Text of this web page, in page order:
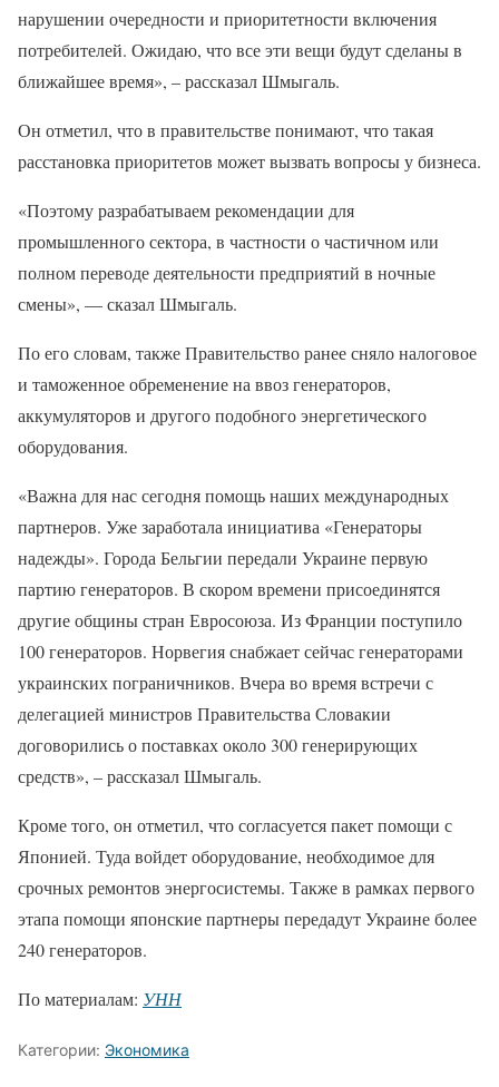
нарушении очередности и приоритетности включения
потребителей. Ожидаю, что все эти вещи будут сделаны в
ближайшее время», – рассказал Шмыгаль.
Он отметил, что в правительстве понимают, что такая
расстановка приоритетов может вызвать вопросы у бизнеса.
«Поэтому разрабатываем рекомендации для
промышленного сектора, в частности о частичном или
полном переводе деятельности предприятий в ночные
смены», — сказал Шмыгаль.
По его словам, также Правительство ранее сняло налоговое
и таможенное обременение на ввоз генераторов,
аккумуляторов и другого подобного энергетического
оборудования.
«Важна для нас сегодня помощь наших международных
партнеров. Уже заработала инициатива «Генераторы
надежды». Города Бельгии передали Украине первую
партию генераторов. В скором времени присоединятся
другие общины стран Евросоюза. Из Франции поступило
100 генераторов. Норвегия снабжает сейчас генераторами
украинских пограничников. Вчера во время встречи с
делегацией министров Правительства Словакии
договорились о поставках около 300 генерирующих
средств», – рассказал Шмыгаль.
Кроме того, он отметил, что согласуется пакет помощи с
Японией. Туда войдет оборудование, необходимое для
срочных ремонтов энергосистемы. Также в рамках первого
этапа помощи японские партнеры передадут Украине более
240 генераторов.
По материалам: УНН
Категории: Экономика